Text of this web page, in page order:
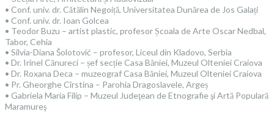
• Conf. univ. dr. Cătălin Negoiță, Universitatea Dunărea de Jos Galați
• Conf. univ. dr. Ioan Golcea
• Teodor Buzu – artist plastic, profesor Școala de Arte Oscar Nedbal,
Tabor, Cehia
• Silvia-Diana Šolotović – profesor, Liceul din Kladovo, Serbia
• Dr. Irinel Cănureci – șef secție Casa Băniei, Muzeul Olteniei Craiova
• Dr. Roxana Deca – muzeograf Casa Băniei, Muzeul Olteniei Craiova
• Pr. Gheorghe Cîrstina – Parohia Dragoslavele, Argeș
• Gabriela Maria Filip – Muzeul Judeţean de Etnografie şi Artă Populară
Maramureş